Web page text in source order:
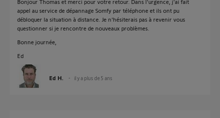
Bonjour Thomas et merci pour votre retour. Dans l'urgence, j'ai fait
appel au service de dépannage Somfy par téléphone et ils ont pu
débloquer la situation à distance. Je n'hésiterais pas à revenir vous
questionner si je rencontre de nouveaux problèmes.
Bonne journée,
Ed
Ed H. il y a plus de 5 ans